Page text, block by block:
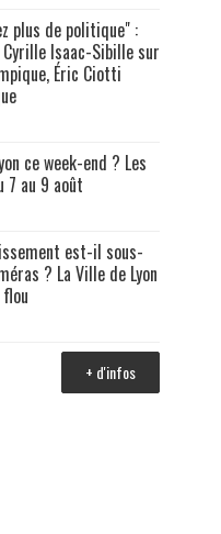
plus de politique" :
Isaac-Sibille sur
Éric Ciotti
ce week-end ? Les
7 au 9 août
est-il sous-
? La Ville de Lyon
+ d'infos